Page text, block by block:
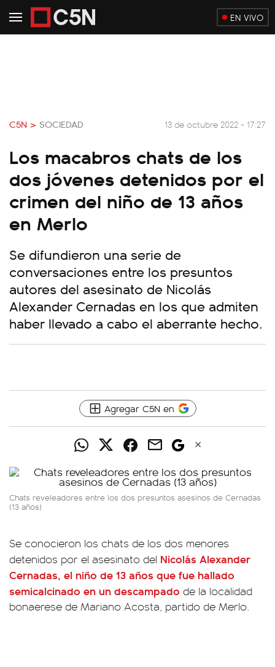
EN VIVO
C5N > SOCIEDAD 13 de octubre 2022 - 17:27
Los macabros chats de los
dos jóvenes detenidos por el
crimen del niño de 13 años
en Merlo
Se difundieron una serie de
conversaciones entre los presuntos
autores del asesinato de Nicolás
Alexander Cernadas en los que admiten
haber llevado a cabo el aberrante hecho.
Agregar C5N en
Chats reveleadores entre los dos presuntos asesinos de Cernadas
(13 años)
Se conocieron los chats de los dos menores
detenidos por el asesinato del Nicolás Alexander
Cernadas, el niño de 13 años que fue hallado
semicalcinado en un descampado de la localidad
bonaerese de Mariano Acosta, partido de Merlo.